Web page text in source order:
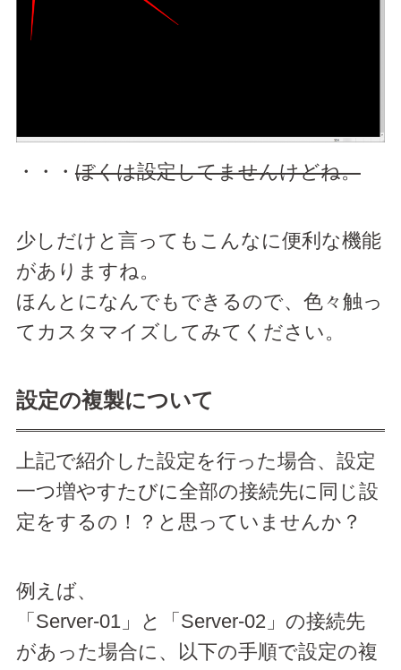
・・・ ぼくは設定してませんけどね。
少しだけと言ってもこんなに便利な機能
がありますね。
ほんとになんでもできるので、色々触っ
てカスタマイズしてみてください。
設定の複製について
上記で紹介した設定を行った場合、設定
一つ増やすたびに全部の接続先に同じ設
定をするの！？と思っていませんか？
例えば、
「Server-01」と「Server-02」の接続先
があった場合に、以下の手順で設定の複